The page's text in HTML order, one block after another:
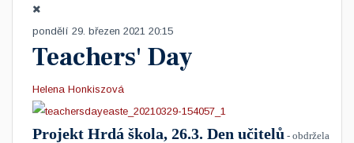
pondělí 29. březen 2021 20:15
Teachers' Day
Helena Honkiszová
Projekt Hrdá škola, 26.3. Den učitelů - obdržela